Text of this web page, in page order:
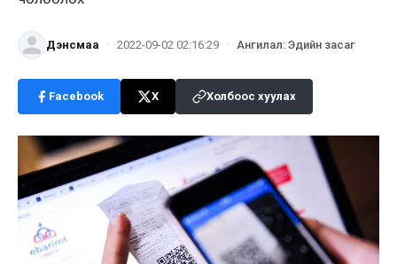
Дэнсмаа · 2022-09-02 02:16:29 · Ангилал: Эдийн засаг
Facebook X Холбоос хуулах